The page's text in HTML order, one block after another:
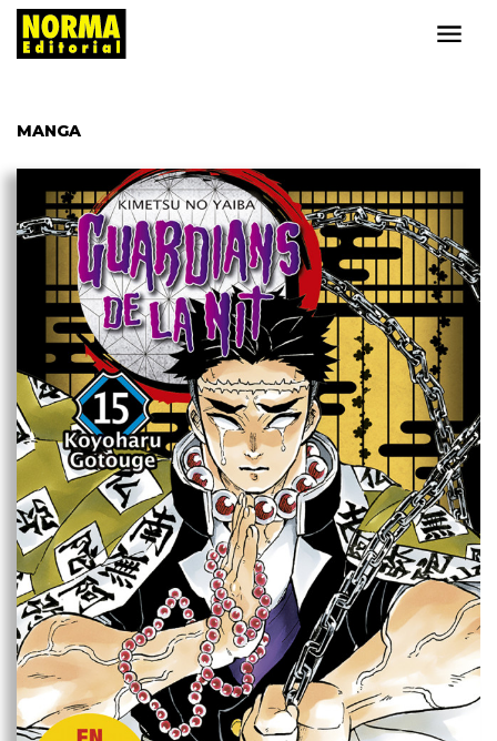
MANGA